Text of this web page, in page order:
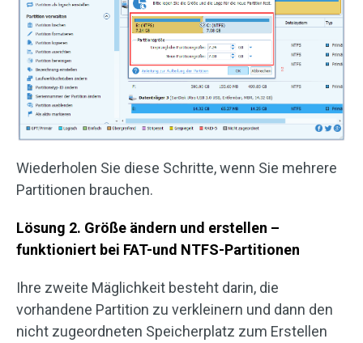
Wiederholen Sie diese Schritte, wenn Sie mehrere
Partitionen brauchen.
Lösung 2. Größe ändern und erstellen –
funktioniert bei FAT-und NTFS-Partitionen
Ihre zweite Mäglichkeit besteht darin, die
vorhandene Partition zu verkleinern und dann den
nicht zugeordneten Speicherplatz zum Erstellen